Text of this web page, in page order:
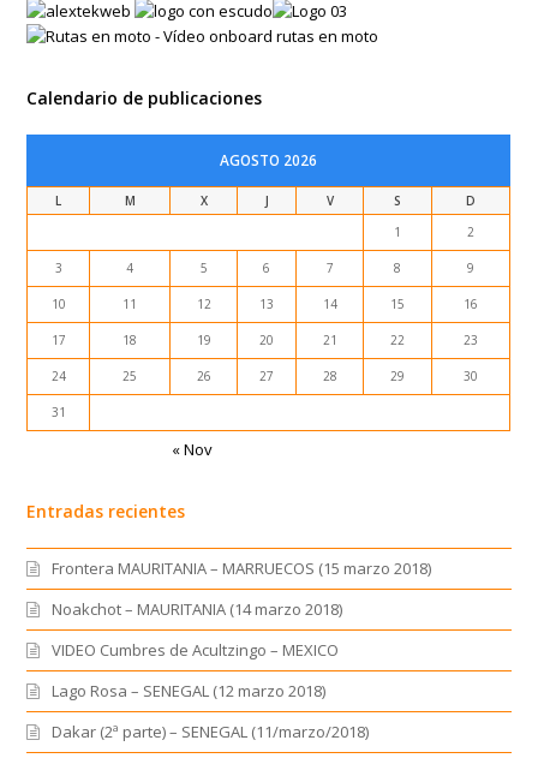
Calendario de publicaciones
AGOSTO 2026
L M X J V S
D
1
2
3 4 5 6 7 8 9
10 11 12 13 14 15 16
17 18 19 20 21 22 23
24 25 26 27 28 29 30
31
« Nov
Entradas recientes
Frontera MAURITANIA – MARRUECOS (15 marzo 2018)
Noakchot – MAURITANIA (14 marzo 2018)
VIDEO Cumbres de Acultzingo – MEXICO
Lago Rosa – SENEGAL (12 marzo 2018)
Dakar (2ª parte) – SENEGAL (11/marzo/2018)